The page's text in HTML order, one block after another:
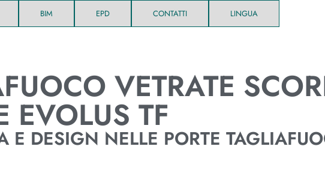
BIM EPD CONTATTI LINGUA
VETRATE
EVOLUS TF
E DESIGN NELLE PORTE